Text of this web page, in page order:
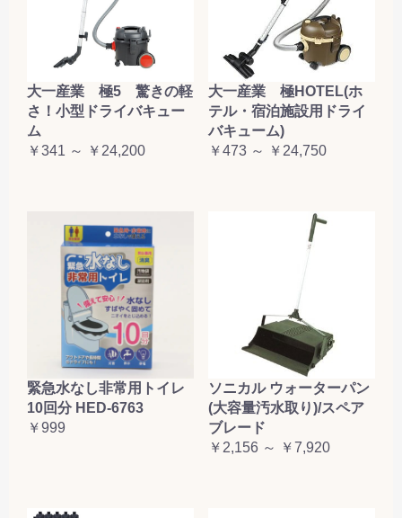
大一産業 極5 驚きの軽
さ！小型ドライバキュー
ム
￥341 ～ ￥24,200
大一産業 極HOTEL(ホ
テル・宿泊施設用ドライ
バキューム)
￥473 ～ ￥24,750
緊急水なし非常用トイレ
10回分 HED-6763
￥999
ソニカル ウォーターパン
(大容量汚水取り)/スペア
ブレード
￥2,156 ～ ￥7,920